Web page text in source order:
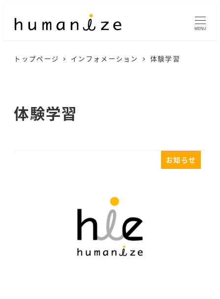
MENU
トップページ インフォメーション 体験学習
体験学習
お知らせ